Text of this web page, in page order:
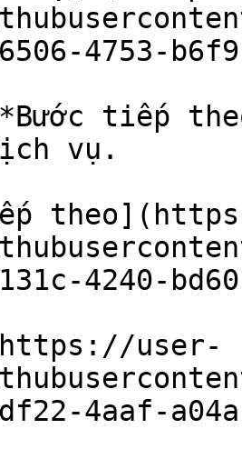
4753-
tiếp
vụ.
4240-
user-
4aaf-